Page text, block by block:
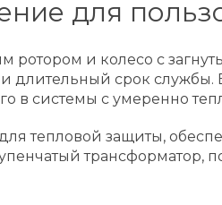
для
и колесо с
срок службы.
в системы с умеренно
тепловой защиты,
трансформатор,